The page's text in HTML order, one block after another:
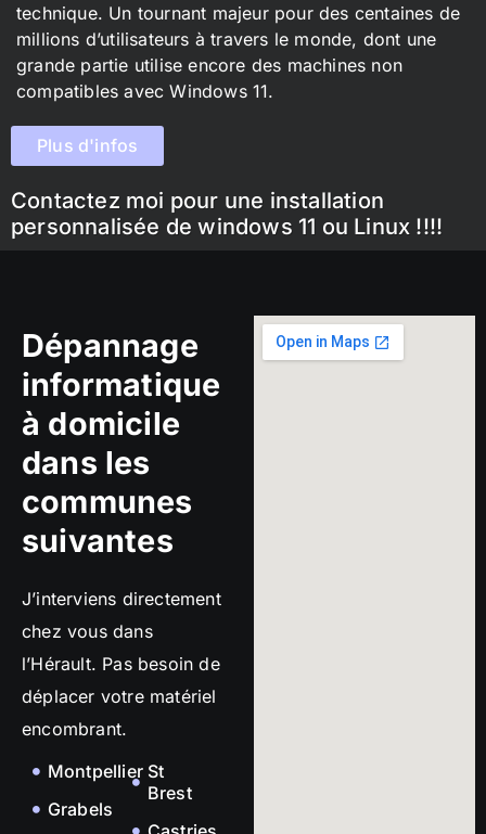
technique. Un tournant majeur pour des centaines de
millions d’utilisateurs à travers le monde, dont une
grande partie utilise encore des machines non
compatibles avec Windows 11.
Plus d'infos
Contactez moi pour une installation
personnalisée de windows 11 ou Linux !!!!
Dépannage
informatique
à domicile
dans les
communes
suivantes
J’interviens directement
chez vous dans
l’Hérault. Pas besoin de
déplacer votre matériel
encombrant.
Montpellier
Grabels
St
Brest